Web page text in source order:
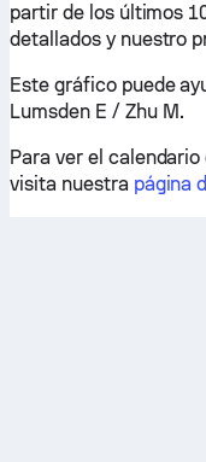
partir de los últimos
detallados y nuestro
Este gráfico puede
Lumsden E / Zhu M.
Para ver el
visita nuestra página